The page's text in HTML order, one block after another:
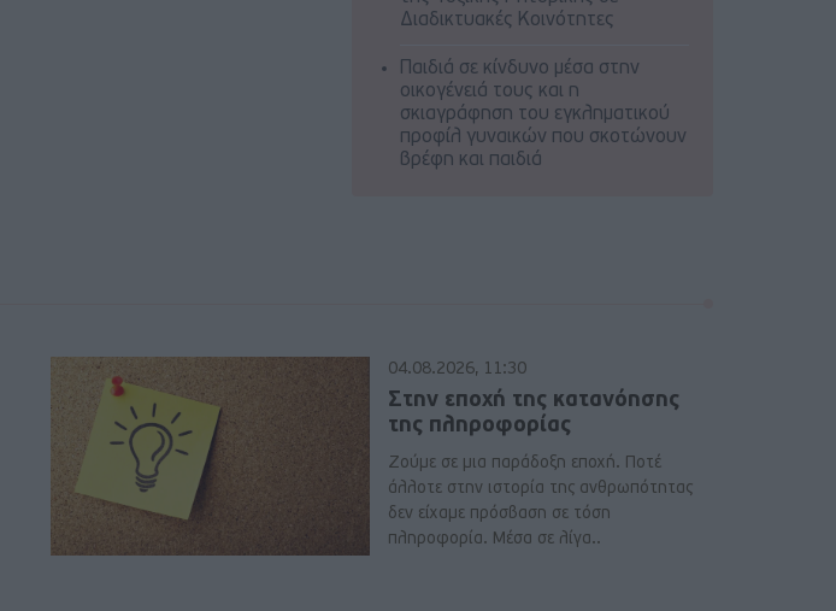
Διαδικτυακές Κοινότητες
Παιδιά σε κίνδυνο μέσα στην
οικογένειά τους και η
σκιαγράφηση του εγκληματικού
προφίλ γυναικών που σκοτώνουν
βρέφη και παιδιά
04.08.2026, 11:30
Στην εποχή της κατανόησης
της πληροφορίας
Ζούμε σε μια παράδοξη εποχή. Ποτέ
άλλοτε στην ιστορία της ανθρωπότητας
δεν είχαμε πρόσβαση σε τόση
πληροφορία. Μέσα σε λίγα..